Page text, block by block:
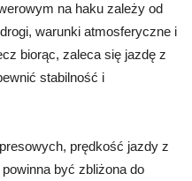
na haku zależy od
warunki atmosferyczne i
biorąc, zaleca się jazdę z
stabilność i
prędkość jazdy z
być zbliżona do